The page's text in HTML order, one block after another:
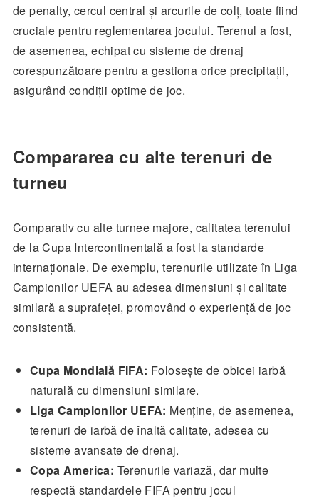
de penalty, cercul central și arcurile de colț, toate fiind
cruciale pentru reglementarea jocului. Terenul a fost,
de asemenea, echipat cu sisteme de drenaj
corespunzătoare pentru a gestiona orice precipitații,
asigurând condiții optime de joc.
Compararea cu alte terenuri de
turneu
Comparativ cu alte turnee majore, calitatea terenului
de la Cupa Intercontinentală a fost la standarde
internaționale. De exemplu, terenurile utilizate în Liga
Campionilor UEFA au adesea dimensiuni și calitate
similară a suprafeței, promovând o experiență de joc
consistentă.
Cupa Mondială FIFA: Folosește de obicei iarbă
naturală cu dimensiuni similare.
Liga Campionilor UEFA: Menține, de asemenea,
terenuri de iarbă de înaltă calitate, adesea cu
sisteme avansate de drenaj.
Copa America: Terenurile variază, dar multe
respectă standardele FIFA pentru jocul